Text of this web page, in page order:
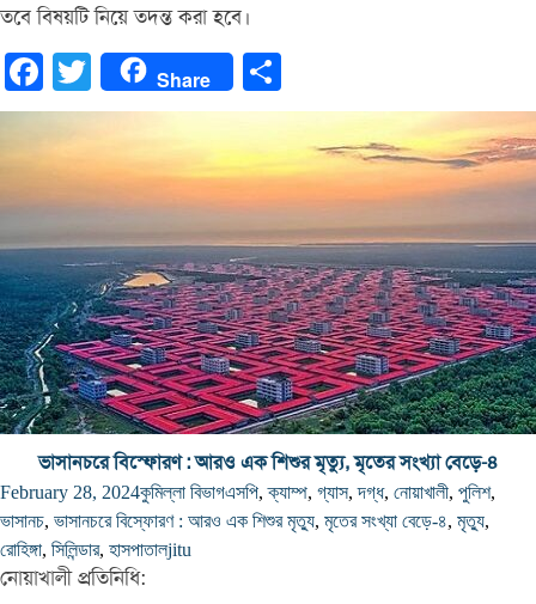
তবে বিষয়টি নিয়ে তদন্ত করা হবে।
FacebookTwitter Share
ভাসানচরে বিস্ফোরণ : আরও এক শিশুর মৃত্যু, মৃতের সংখ্যা বেড়ে-৪
February 28, 2024কুমিল্লা বিভাগএসপি,ক্যাম্প, গ্যাস,দগ্ধ, নোয়াখালী, পুলিশ,
ভাসানচ, ভাসানচরে বিস্ফোরণ : আরও এক শিশুর মৃত্যু, মৃতের সংখ্যা বেড়ে-৪, মৃত্যু,
রোহিঙ্গা, সিলিন্ডার, হাসপাতালjitu
নোয়াখালী প্রতিনিধি: